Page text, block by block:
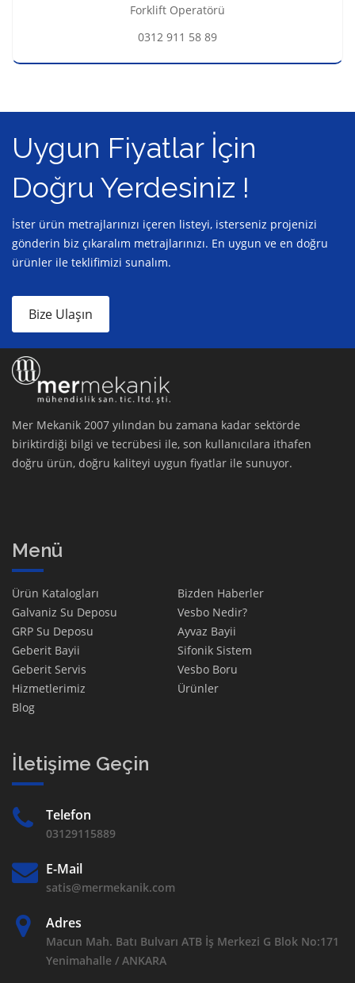
Forklift Operatörü
0312 911 58 89
Uygun Fiyatlar İçin
Doğru Yerdesiniz !
İster ürün metrajlarınızı içeren listeyi, isterseniz projenizi
gönderin biz çıkaralım metrajlarınızı. En uygun ve en doğru
ürünler ile teklifimizi sunalım.
Bize Ulaşın
Mer Mekanik 2007 yılından bu zamana kadar sektörde
biriktirdiği bilgi ve tecrübesi ile, son kullanıcılara ithafen
doğru ürün, doğru kaliteyi uygun fiyatlar ile sunuyor.
Menü
Ürün Katalogları
Bizden Haberler
Galvaniz Su Deposu
Vesbo Nedir?
GRP Su Deposu
Ayvaz Bayii
Geberit Bayii
Sifonik Sistem
Geberit Servis
Vesbo Boru
Hizmetlerimiz
Ürünler
Blog
İletişime Geçin
Telefon
03129115889
E-Mail
satis@mermekanik.com
Adres
Macun Mah. Batı Bulvarı ATB İş Merkezi G Blok No:171
Yenimahalle / ANKARA